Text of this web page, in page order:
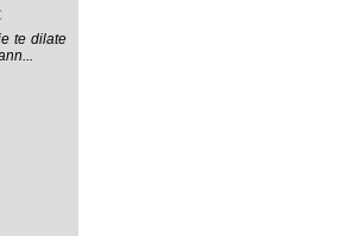
te dilate